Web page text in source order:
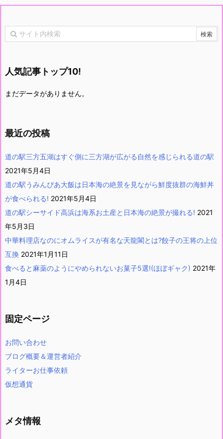
人気記事トップ10!
まだデータがありません。
最近の投稿
道の駅三方五湖はすぐ側に三方湖が広がる自然を感じられる道の駅
2021年5月4日
道の駅うみんぴあ大飯は日本海の絶景を見ながら鮮度抜群の海鮮丼
が食べられる! 2021年5月4日
道の駅シーサイド高浜は海系お土産と日本海の絶景が撮れる! 2021
年5月3日
中華料理店なのにオムライスが有名な天龍閣とは?餃子の王将の上位
互換 2021年1月11日
食べると麻薬のようにやめられないお菓子5選!(ほぼギャク) 2021年
1月4日
固定ページ
お問い合わせ
ブログ概要＆運営者紹介
ライターお仕事依頼
仮想通貨
メタ情報